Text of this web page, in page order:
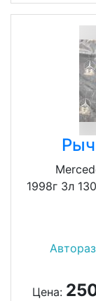
1998г 3л
Цена: